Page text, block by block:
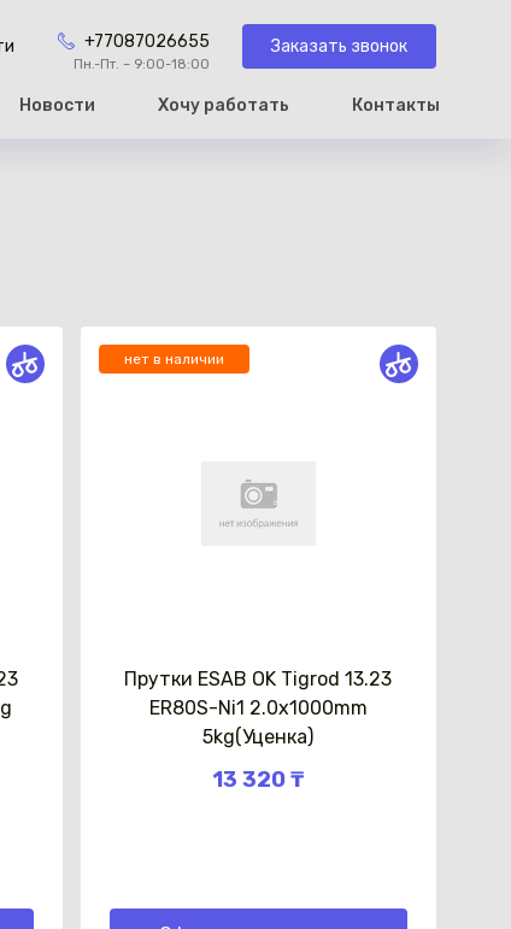
+77087026655
Пн.-Пт. – 9:00-18:00
Заказать звонок
Новости Хочу работать Контакты
нет в наличии
Прутки ESAB OK Tigrod 13.23
ER80S-Ni1 2.0x1000mm
5kg(Уценка)
13 320 ₸